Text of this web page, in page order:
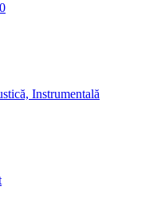
Instrumentală